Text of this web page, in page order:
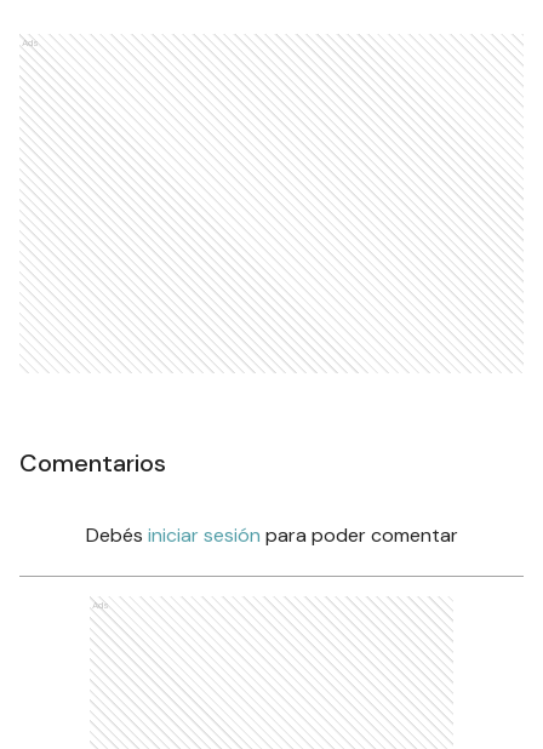
Ads
Comentarios
Debés iniciar sesión para poder comentar
Ads